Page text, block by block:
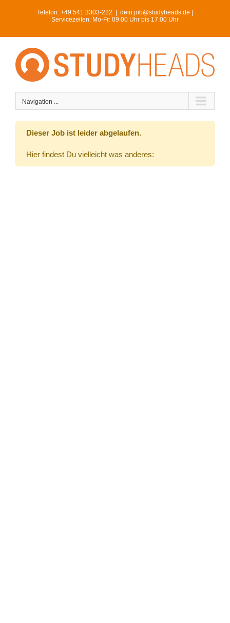
Telefon: +49 541 3303-222
dein.job@studyheads.de |
Servicezeiten: Mo-Fr: 09:00 Uhr bis 17:00 Uhr
Navigation ...
Dieser Job ist leider abgelaufen.
Hier findest Du vielleicht was anderes: